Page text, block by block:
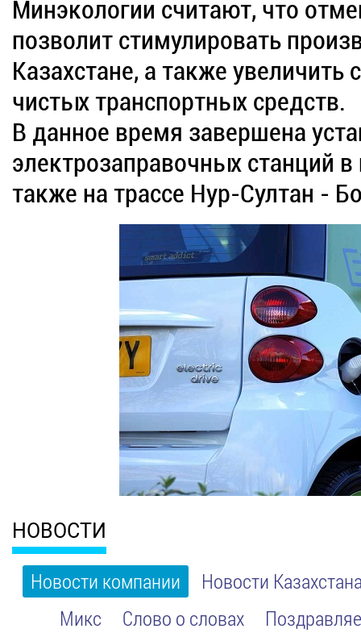
Минэкологии считают, что
позволит стимулировать
Казахстане, а также увеличить
чистых транспортных средств.
В данное время завершена
электрозаправочных станций
также на трассе Нур-Султан -
НОВОСТИ
Новости компании
Новости
Микс
Слово о словах